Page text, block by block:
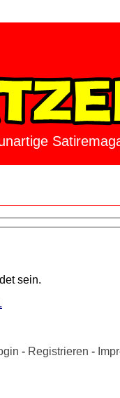
sein.
- Registrieren -